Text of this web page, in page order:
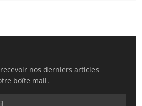
nos derniers articles
boîte mail.